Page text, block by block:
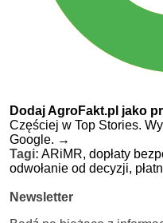
Dodaj AgroFakt.pl jako
Częściej w Top Stories.
Google. →
Tagi: ARiMR, dopłaty
odwołanie od decyzji,
Newsletter